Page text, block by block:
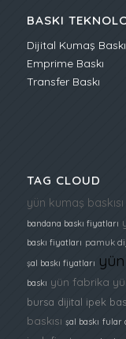
BASKI
Dijital Kumaş Baskı
Emprime Baskı
Transfer Baskı
TAG CLOUD
yün kumaş baskısı
bandana baskı fiyatları
baskı fiyatları pamuk
şal baskı fiyatları
baskı yün fabrika
bursa dijital ipek
baskısı şal baskı fular